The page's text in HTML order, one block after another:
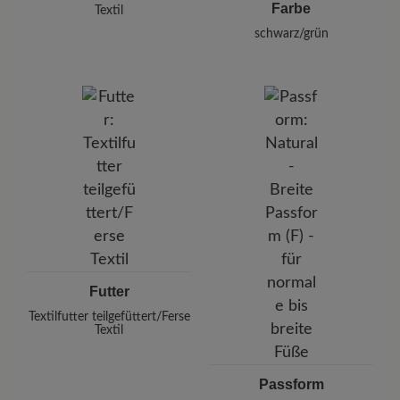
Textil Farbe
schwarz/grün
Futter
Textilfutter teilgefüttert/Ferse
Textil
Passform